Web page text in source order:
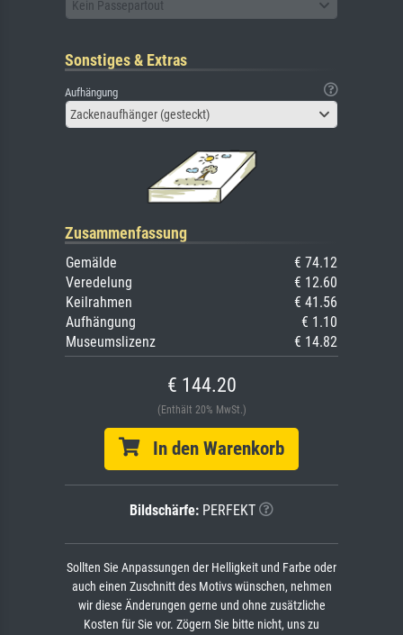
Kein Passepartout
Sonstiges & Extras
Aufhängung
Zackenaufhänger (gesteckt)
Zusammenfassung
Gemälde
€ 74.12
Veredelung
€ 12.60
Keilrahmen
€ 41.56
Aufhängung
€ 1.10
Museumslizenz
€ 14.82
€ 144.20
(Enthält 20% MwSt.)
In den Warenkorb
Bildschärfe: PERFEKT
Sollten Sie Anpassungen der Helligkeit und Farbe oder
auch einen Zuschnitt des Motivs wünschen, nehmen
wir diese Änderungen gerne und ohne zusätzliche
Kosten für Sie vor. Zögern Sie bitte nicht, uns zu